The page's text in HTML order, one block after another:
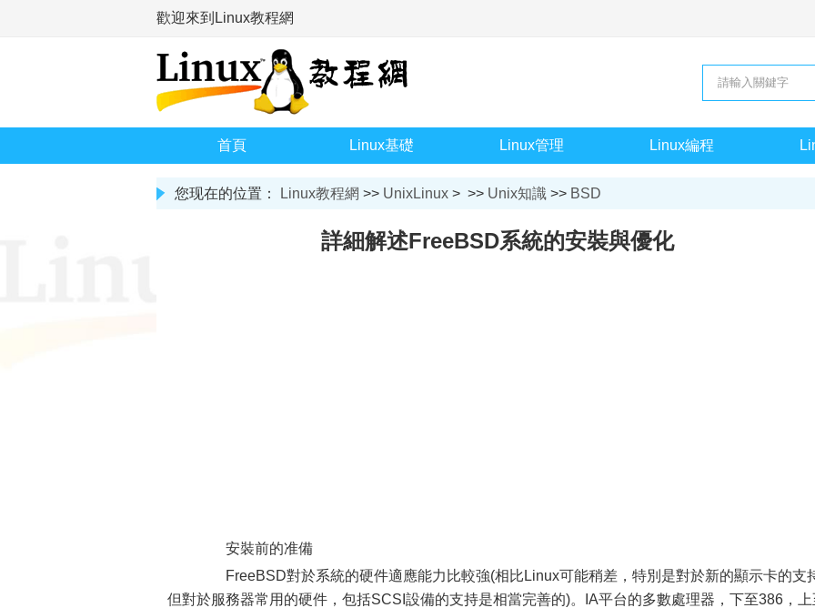
歡迎來到Linux教程網
首頁 Linux基礎 Linux管理 Linux編程
您现在的位置： Linux教程網 >> UnixLinux > >> Unix知識 >> BSD
詳細解述FreeBSD系統的安裝與優化
安裝前的准備
FreeBSD對於系統的硬件適應能力比較強(相比Linux可能稍差，特別是對於新的顯示卡的支
但對於服務器常用的硬件，包括SCSI設備的支持是相當完善的)。IA平台的多數處理器，下至386，上